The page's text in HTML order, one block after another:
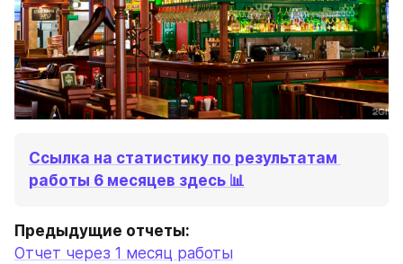
Ссылка на статистику по результатам
работы 6 месяцев здесь 📊
Отчет через 1 месяц работы